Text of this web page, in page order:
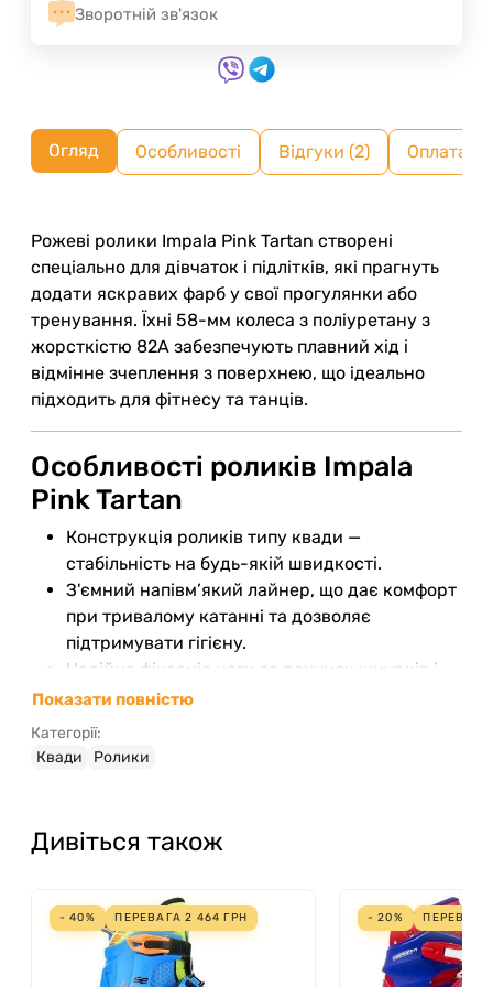
Зворотній зв'язок
Огляд Особливості Відгуки (2) Оплата
Рожеві ролики Impala Pink Tartan створені
спеціально для дівчаток і підлітків, які прагнуть
додати яскравих фарб у свої прогулянки або
тренування. Їхні 58-мм колеса з поліуретану з
жорсткістю 82A забезпечують плавний хід і
відмінне зчеплення з поверхнею, що ідеально
підходить для фітнесу та танців.
Особливості роликів Impala
Pink Tartan
Конструкція роликів типу квади —
стабільність на будь-якій швидкості.
З'ємний напівм’який лайнер, що дає комфорт
при тривалому катанні та дозволяє
підтримувати гігієну.
Надійна фіксація ноги за рахунок шнурків і
м’який комір із язичком для зручності.
Підшипники класу ABEC-7 відповідають за
плавний і швидкий рух без зайвих зусиль.
руху.
Особливе поєднання рожевого кольору з
індивідуальності та яскравості образу.
Розмірний ряд від EU 34 до 42 відкриває
можливість знайти оптимальний варіант для
Показати повністю
Категорії:
Квади
Ролики
Дивіться також
- 40% ПЕРЕВАГА2 464 ГРН - 20% ПЕРЕВАГА